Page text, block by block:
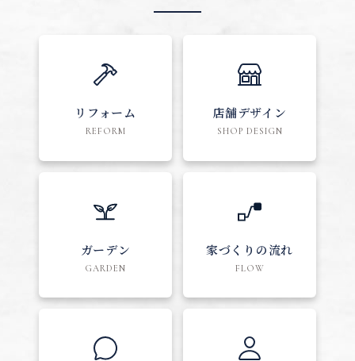
リフォーム
REFORM
店舗デザイン
SHOP DESIGN
ガーデン
GARDEN
家づくりの流れ
FLOW